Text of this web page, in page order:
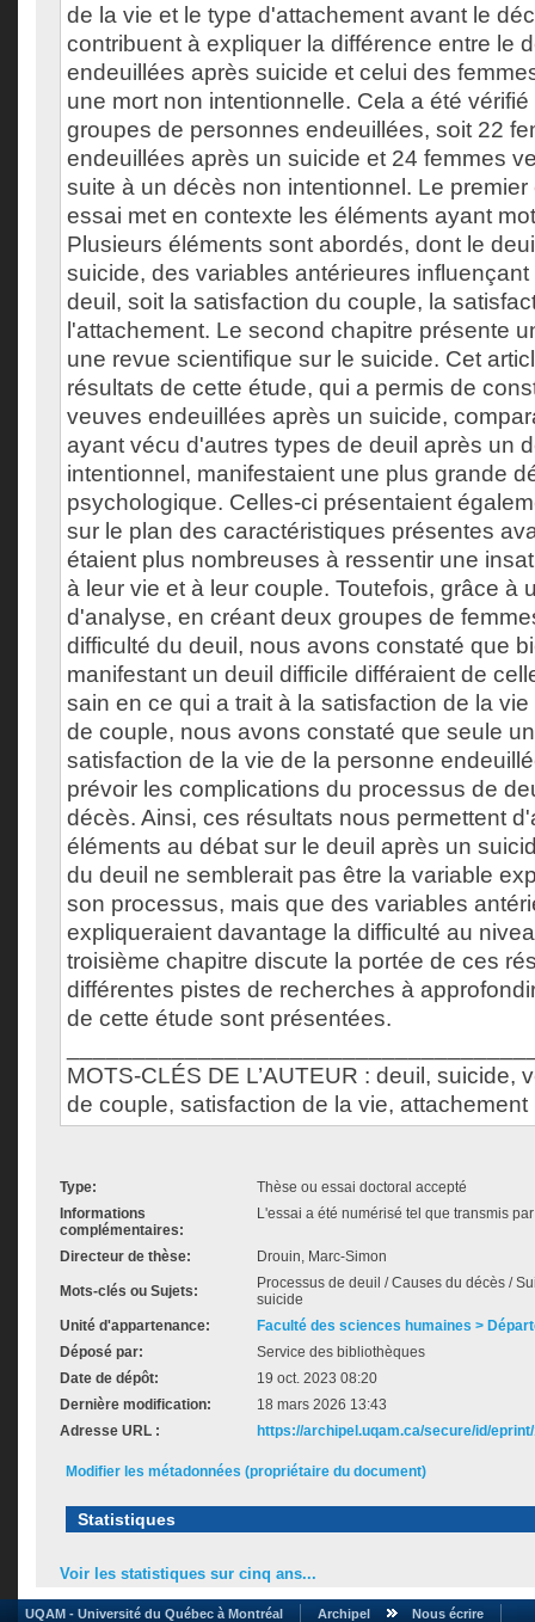
de la vie et le type d'attachement avant le
contribuent à expliquer la différence entre le
endeuillées après suicide et celui des
une mort non intentionnelle. Cela a été
groupes de personnes endeuillées, soit 22
endeuillées après un suicide et 24 femmes
suite à un décès non intentionnel. Le
essai met en contexte les éléments ayant
Plusieurs éléments sont abordés, dont le
suicide, des variables antérieures
deuil, soit la satisfaction du couple, la
l'attachement. Le second chapitre présente
une revue scientifique sur le suicide. Cet
résultats de cette étude, qui a permis de
veuves endeuillées après un suicide,
ayant vécu d'autres types de deuil après un
intentionnel, manifestaient une plus grande
psychologique. Celles-ci présentaient
sur le plan des caractéristiques présentes
étaient plus nombreuses à ressentir une
à leur vie et à leur couple. Toutefois, grâce à
d'analyse, en créant deux groupes de
difficulté du deuil, nous avons constaté que
manifestant un deuil difficile différaient de
sain en ce qui a trait à la satisfaction de la
de couple, nous avons constaté que seule
satisfaction de la vie de la personne
prévoir les complications du processus de
décès. Ainsi, ces résultats nous permettent
éléments au débat sur le deuil après un
du deuil ne semblerait pas être la variable
son processus, mais que des variables
expliqueraient davantage la difficulté au
troisième chapitre discute la portée de ces
différentes pistes de recherches à
de cette étude sont présentées.
MOTS-CLÉS DE L’AUTEUR : deuil, suicide,
de couple, satisfaction de la vie, attachement
Type:
Thèse ou essai doctoral accepté
Informations
complémentaires:
L'essai a été numérisé tel que transmis
Directeur de thèse: Drouin, Marc-Simon
Mots-clés ou Sujets:
Processus de deuil / Causes du décès /
suicide
Unité d'appartenance:
Faculté des sciences humaines >
Déposé par:
Service des bibliothèques
Date de dépôt:
19 oct. 2023 08:20
Dernière modification:
18 mars 2026 13:43
Adresse URL :
https://archipel.uqam.ca/secure/id/
Modifier les métadonnées (propriétaire du document)
Statistiques
Voir les statistiques sur cinq ans...
UQAM - Université du Québec à Montréal Archipel Nous écrire